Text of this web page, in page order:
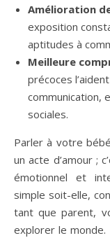
Amélioration
exposition
aptitudes à
Meilleure
précoces
communication,
sociales.
Parler à votre
un acte d’amour ;
émotionnel et
simple soit-elle,
tant que parent,
explorer le monde.